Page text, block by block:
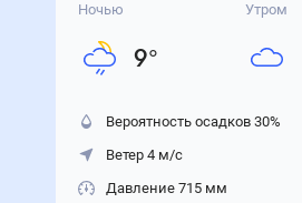
Ночью
9°
Утром
Вероятность осадков 30%
Ветер 4 м/с
Давление 715 мм